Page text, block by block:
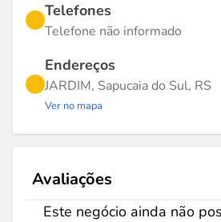
Telefones
Telefone não informado
Endereços
JARDIM, Sapucaia do Sul, RS
Ver no mapa
Avaliações
Este negócio ainda não